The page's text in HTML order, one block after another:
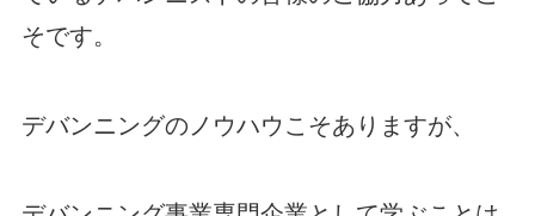
そです。
デバンニングのノウハウこそありますが、